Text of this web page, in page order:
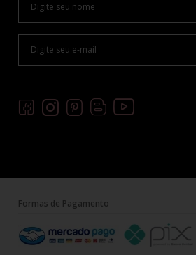
Formas de Pagamento